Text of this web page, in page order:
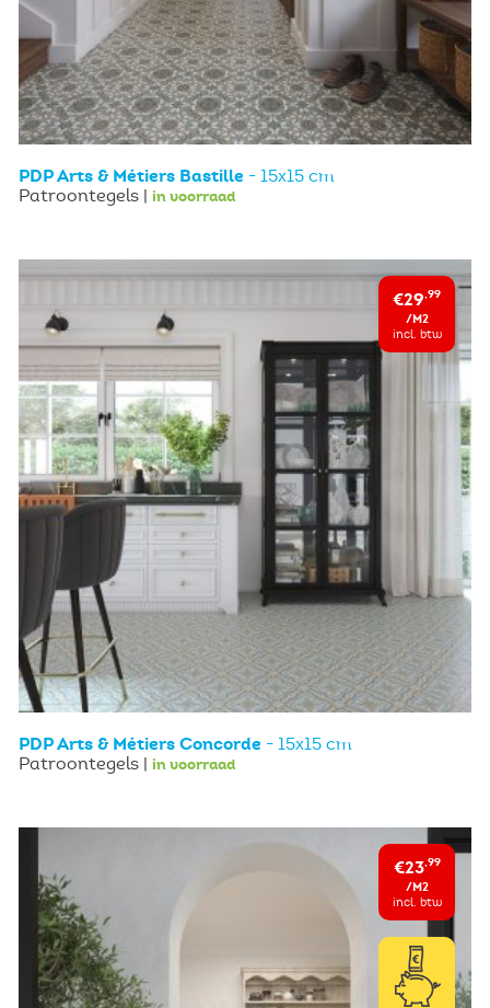
PDP Arts & Métiers Bastille - 15x15 cm
Patroontegels | in voorraad
€29,99
/M2
incl. btw
PDP Arts & Métiers Concorde - 15x15 cm
Patroontegels | in voorraad
€23,99
/M2
incl. btw